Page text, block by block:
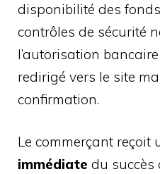
disponibilité des
contrôles de sécurité
l’autorisation
redirigé vers le site
confirmation.
Le commerçant reçoit
immédiate du succès